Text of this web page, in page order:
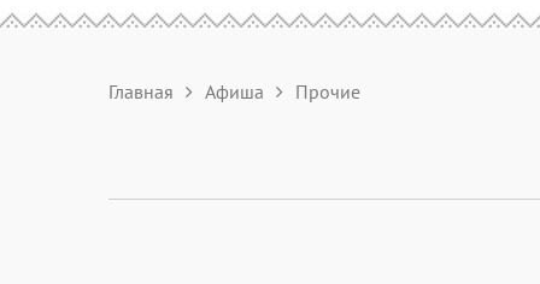
Главная Афиша Прочие